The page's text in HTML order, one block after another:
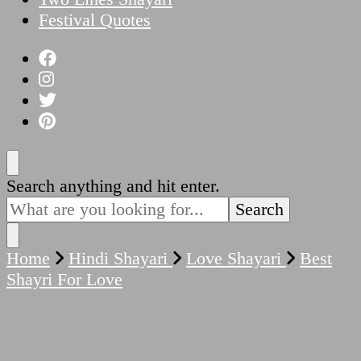
Festival Quotes
Looking
for
Something?
Search anything and hit enter.
Home Hindi Shayari Love Shayari
Best
Shayri For Love